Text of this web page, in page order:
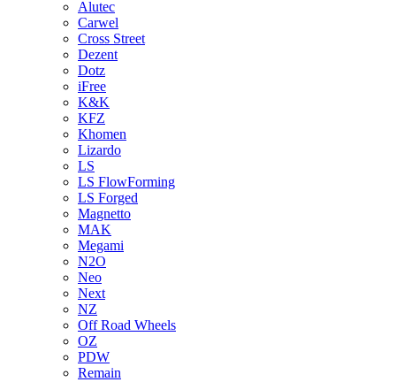
Alutec
Carwel
Cross Street
Dezent
Dotz
iFree
K&K
KFZ
Khomen
Lizardo
LS
LS FlowForming
LS Forged
Magnetto
MAK
Megami
N2O
Neo
Next
NZ
Off Road Wheels
OZ
PDW
Remain